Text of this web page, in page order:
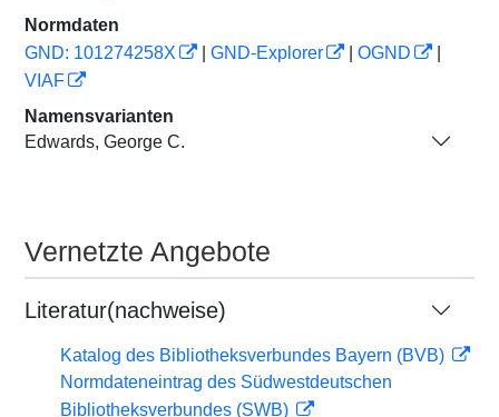
Normdaten
GND: 101274258X
GND-Explorer OGND
VIAF
Namensvarianten
Edwards, George C.
Vernetzte Angebote
Literatur(nachweise)
Katalog des Bibliotheksverbundes Bayern (BVB)
Normdateneintrag des Südwestdeutschen
Bibliotheksverbundes (SWB)